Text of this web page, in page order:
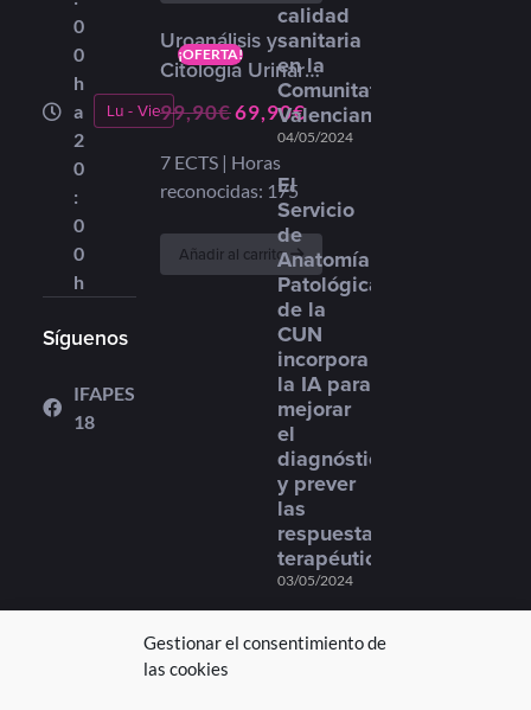
Gestionar el consentimiento de
las cookies
0
0
h
a
2
0
:
0
0
h
Lu - Vie
Síguenos
IFAPES
18
¡OFERTA!
Uroanálisis y
Citología Urinaria
en el Laboratorio
(Sistema de
París)
99,90€69,90€
7 ECTS | Horas
reconocidas: 175
Añadir al carrito
calidad
sanitaria
en la
Comunitat
Valenciana
04/05/2024
El
Servicio
de
Anatomía
Patológica
de la
CUN
incorpora
la IA para
mejorar
el
diagnóstico
y prever
las
respuestas
terapéuticas
03/05/2024